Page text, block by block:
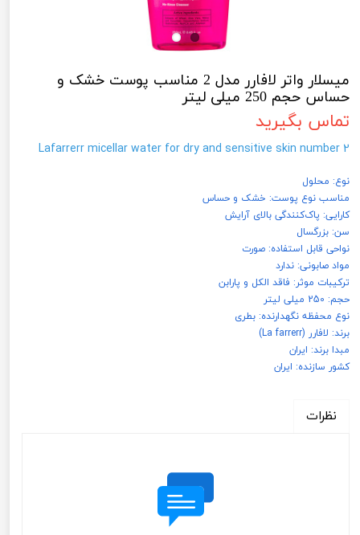
میسلار واتر لافارر مدل 2 مناسب پوست خشک و
حساس حجم 250 میلی لیتر
تماس بگیرید
Lafarrerr micellar water for dry and sensitive skin number 2
نوع: محلول
مناسب نوع پوست: خشک و حساس
کارایی: پاک‌کنندگی بالای آرایش
سن: بزرگسال
نواحی قابل استفاده: صورت
مواد صابونی: ندارد
ترکیبات موثر: فاقد الکل و پارابن
حجم: 250 میلی لیتر
نوع محفظه نگهدارنده: بطری
برند: لافارر (La farrerr)
مبدا برند: ایران
کشور سازنده: ایران
نظرات